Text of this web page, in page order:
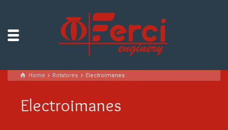
Home Rotatores Electroimanes
Electroimanes